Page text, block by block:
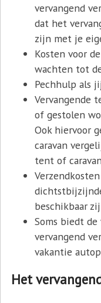
vervangend
dat het
zijn met je
Kosten voor
wachten tot
Pechhulp als
Vervangende
of gestolen
Ook hiervoor
caravan
tent of
beschikbaar
Soms biedt
vervangend
vakantie
Het